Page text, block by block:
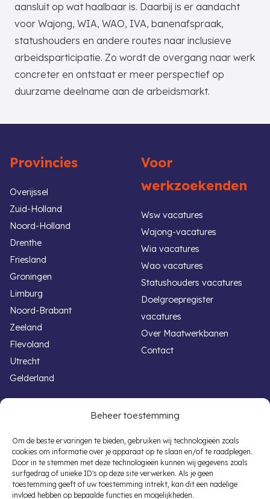
Beheer toestemming
Om de beste ervaringen te bieden, gebruiken wij technologieën zoals
cookies om informatie over je apparaat op te slaan en/of te raadplegen.
Door in te stemmen met deze technologieën kunnen wij gegevens zoals
surfgedrag of unieke ID's op deze site verwerken. Als je geen
toestemming geeft of uw toestemming intrekt, kan dit een nadelige
invloed hebben op bepaalde functies en mogelijkheden.
aansluit op wat haalbaar is. Daarbij is er aandacht
voor Wajong, WIA, WAO, IVA, banenafspraak,
statushouders en andere routes naar inclusieve
arbeidsparticipatie. Zo wordt de overgang naar werk
concreter en ontstaat er meer perspectief op
duurzame deelname aan de arbeidsmarkt.
Provincies
Overijssel
Zuid-Holland
Noord-Holland
Drenthe
Friesland
Groningen
Limburg
Noord-Brabant
Zeeland
Flevoland
Utrecht
Gelderland
Voor
werkzoekenden
Wsw vacatures
Wajong-vacatures
Wia vacatures
Wao vacatures
Statushouders vacatures
Doelgroepregister
vacatures
Over Maatwerkbanen
Contact
Handige links
Werken met een beperking
Overheid vacatures
Autisme vacatures
Banenafspraak Vacatures
Voor werkgevers
Banenafspraak
Participatiewet
Subsidieregelingen
Vacaturematching